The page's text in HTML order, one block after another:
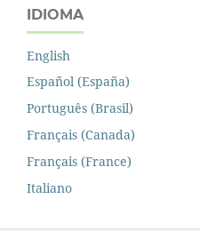
IDIOMA
English
Español (España)
Português (Brasil)
Français (Canada)
Français (France)
Italiano